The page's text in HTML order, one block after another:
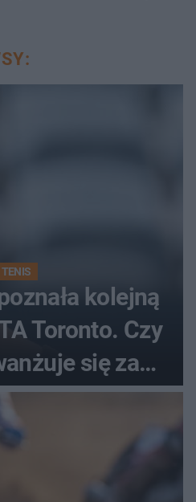
TENIS
kolejną
Toronto. Czy
się za
porażkę?